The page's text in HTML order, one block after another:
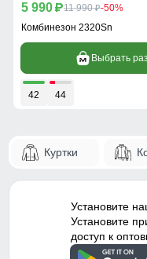
5 990 p11 990 p-50%
Комбинезон 2320Sn
Выбрать
42 44
Куртки
Установите
Установите
доступ к